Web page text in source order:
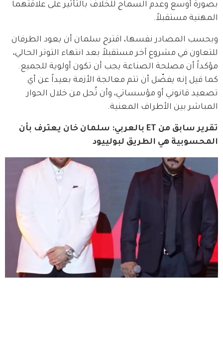
بصورة أوسع وعدم السماح للخلاف بالتأثير على علاقتهما
المهنية مستقبلاً.
وبحسب المصادر نفسها، اقترح سلمان أن يعود الطرفان
للتعاون في مشروع آخر مستقبلاً بعد انتهاء التوتر الحالي،
مؤكداً أن مصلحة الصناعة يجب أن تكون أولوية للجميع.
كما قيل إنه يفضّل أن تتم معالجة الأزمة بعيداً عن أي
تصعيد قانوني أو مؤسساتي، وأن تُحل من خلال الحوار
المباشر بين الأطراف المعنية.
تقرير سابق من ET بالعربي: سلمان خان يعترف بأن
المحسوبية هي الطريق لبولييود